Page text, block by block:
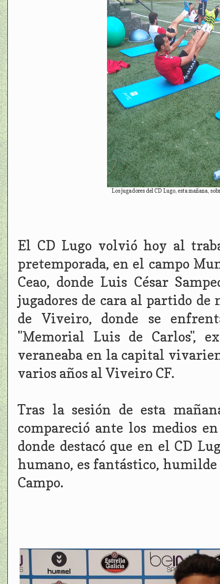
Los jugadores del CD Lugo, esta mañana,
El CD Lugo volvió hoy al
pretemporada, en el campo
Ceao, donde Luis César
jugadores de cara al partido de
de Viveiro, donde se
"Memorial Luis de Carlos",
veraneaba en la capital
varios años al Viveiro CF.
Tras la sesión de esta
compareció ante los medios
donde destacó que en el CD
humano, es fantástico,
Campo.